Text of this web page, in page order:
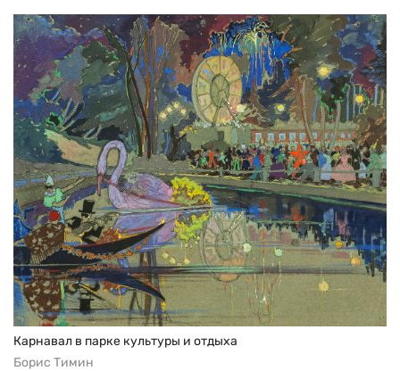
Карнавал в парке культуры и отдыха
Борис Тимин